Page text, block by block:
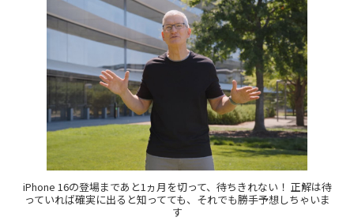
iPhone 16の登場まであと1ヵ月を切って、待ちきれない！ 正解は待
っていれば確実に出ると知ってても、それでも勝手予想しちゃいま
す